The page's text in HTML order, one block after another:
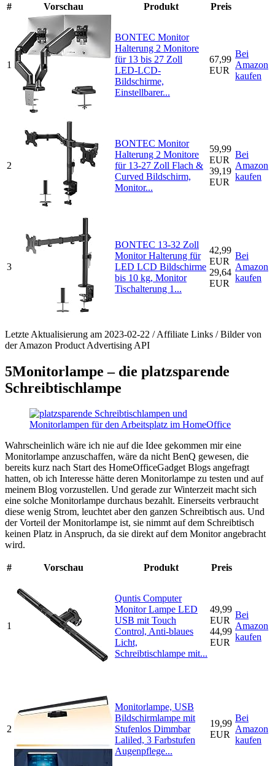
# Vorschau Produkt Preis
1
BONTEC Monitor
Halterung 2 Monitore
für 13 bis 27 Zoll
LED-LCD-
Bildschirme,
Einstellbarer...
67,99
EUR
Bei
Amazon
kaufen
2
BONTEC Monitor
Halterung 2 Monitore
für 13-27 Zoll Flach &
Curved Bildschirm,
Monitor...
59,99
EUR
39,19
EUR
Bei
Amazon
kaufen
3
BONTEC 13-32 Zoll
Monitor Halterung für
LED LCD Bildschirme
bis 10 kg, Monitor
Tischalterung 1...
42,99
EUR
29,64
EUR
Bei
Amazon
kaufen
Letzte Aktualisierung am 2023-02-22 / Affiliate Links / Bilder von
der Amazon Product Advertising API
5Monitorlampe – die platzsparende
Schreibtischlampe
Wahrscheinlich wäre ich nie auf die Idee gekommen mir eine
Monitorlampe anzuschaffen, wäre da nicht BenQ gewesen, die
bereits kurz nach Start des HomeOfficeGadget Blogs angefragt
hatten, ob ich Interesse hätte deren Monitorlampe zu testen und auf
meinem Blog vorzustellen. Und gerade zur Winterzeit macht sich
eine solche Monitorlampe durchaus bezahlt. Einerseits verbraucht
diese wenig Strom, leuchtet aber den ganzen Schreibtisch aus. Und
der Vorteil der Monitorlampe ist, sie nimmt auf dem Schreibtisch
keinen Platz in Anspruch, da sie direkt auf dem Monitor angebracht
wird.
# Vorschau Produkt Preis
1
Quntis Computer
Monitor Lampe LED
USB mit Touch
Control, Anti-blaues
Licht,
Schreibtischlampe mit...
49,99
EUR
44,99
EUR
Bei
Amazon
kaufen
2
Monitorlampe, USB
Bildschirmlampe mit
Stufenlos Dimmbar
Laliled, 3 Farbstufen
Augenpflege...
19,99
EUR
Bei
Amazon
kaufen